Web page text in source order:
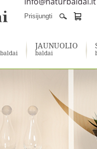
Prisijungti
JAUNUOLIO
baldai